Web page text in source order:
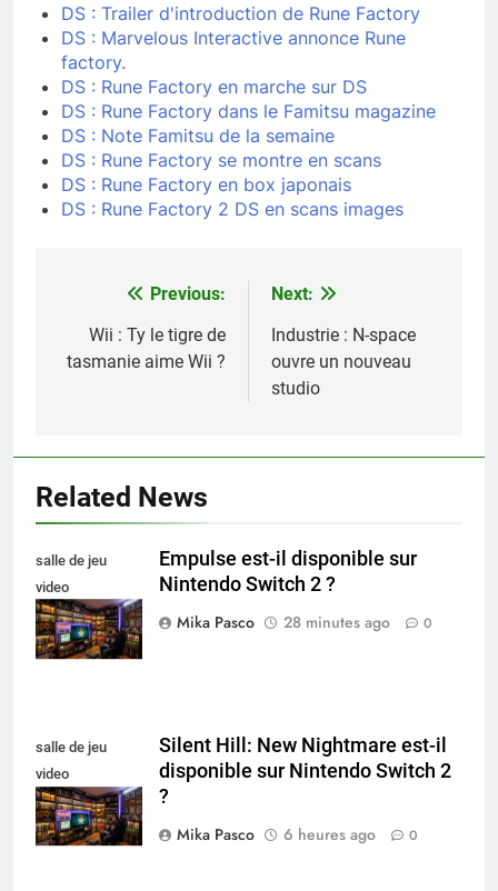
DS : Trailer d'introduction de Rune Factory
DS : Marvelous Interactive annonce Rune
factory.
DS : Rune Factory en marche sur DS
DS : Rune Factory dans le Famitsu magazine
DS : Note Famitsu de la semaine
DS : Rune Factory se montre en scans
DS : Rune Factory en box japonais
DS : Rune Factory 2 DS en scans images
NavigationPrevious:
Wii : Ty le tigre de
tasmanie aime Wii ?
Next:
Industrie : N-space
ouvre un nouveau
studio
Related News
salle de jeu
video
collectionneur
Empulse est-il disponible sur
Nintendo Switch 2 ?
Mika Pasco
28 minutes ago 0
salle de jeu
video
collectionneur
Silent Hill: New Nightmare est-il
disponible sur Nintendo Switch 2
?
Mika Pasco
6 heures ago 0